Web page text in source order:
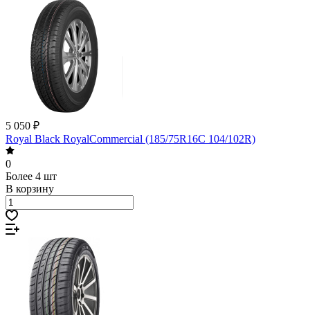
5 050 ₽
Royal Black RoyalCommercial (185/75R16C 104/102R)
0
Более 4 шт
В корзину